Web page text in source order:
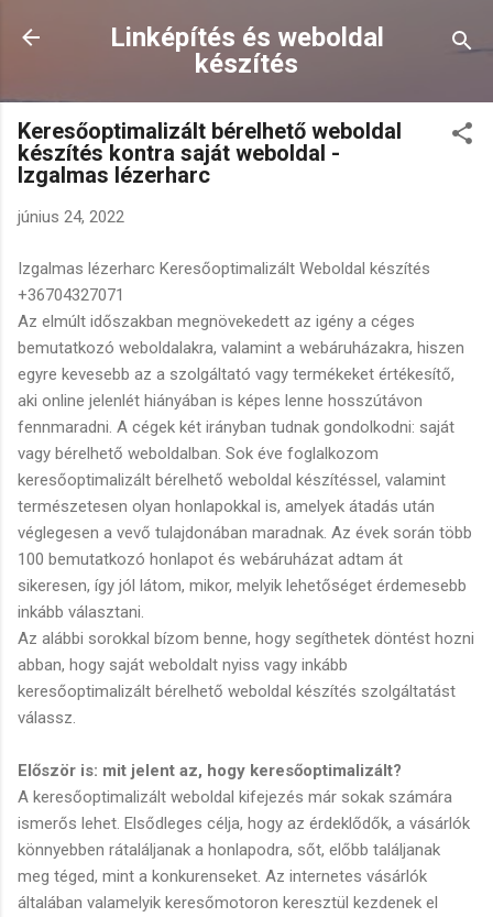
Ugrás a fő tartalomra
Linképítés és weboldal
készítés
Keresőoptimalizált bérelhető weboldal
készítés kontra saját weboldal -
Izgalmas lézerharc
június 24, 2022
Izgalmas lézerharc Keresőoptimalizált Weboldal készítés
+36704327071
Az elmúlt időszakban megnövekedett az igény a céges
bemutatkozó weboldalakra, valamint a webáruházakra, hiszen
egyre kevesebb az a szolgáltató vagy termékeket értékesítő,
aki online jelenlét hiányában is képes lenne hosszútávon
fennmaradni. A cégek két irányban tudnak gondolkodni: saját
vagy bérelhető weboldalban. Sok éve foglalkozom
keresőoptimalizált bérelhető weboldal készítéssel, valamint
természetesen olyan honlapokkal is, amelyek átadás után
véglegesen a vevő tulajdonában maradnak. Az évek során több
100 bemutatkozó honlapot és webáruházat adtam át
sikeresen, így jól látom, mikor, melyik lehetőséget érdemesebb
inkább választani.
Az alábbi sorokkal bízom benne, hogy segíthetek döntést hozni
abban, hogy saját weboldalt nyiss vagy inkább
keresőoptimalizált bérelhető weboldal készítés szolgáltatást
válassz.
Először is: mit jelent az, hogy keresőoptimalizált?
A keresőoptimalizált weboldal kifejezés már sokak számára
ismerős lehet. Elsődleges célja, hogy az érdeklődők, a vásárlók
könnyebben rátaláljanak a honlapodra, sőt, előbb találjanak
meg téged, mint a konkurenseket. Az internetes vásárlók
általában valamelyik keresőmotoron keresztül kezdenek el